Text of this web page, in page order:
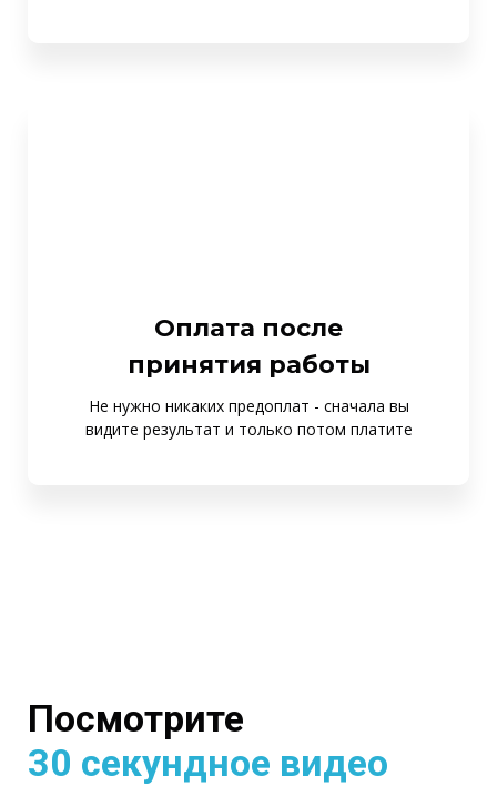
Оплата после
принятия работы
Не нужно никаких предоплат - сначала вы
видите результат и только потом платите
Посмотрите
30 секундное видео